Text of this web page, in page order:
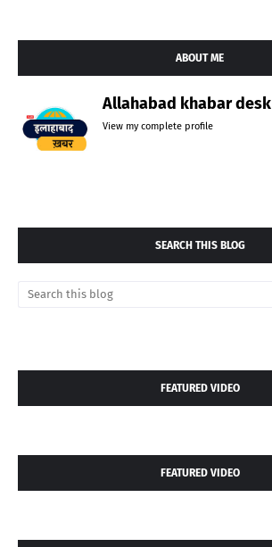
ABOUT ME
Allahabad khabar desk
View my complete profile
SEARCH THIS BLOG
FEATURED VIDEO
FEATURED VIDEO